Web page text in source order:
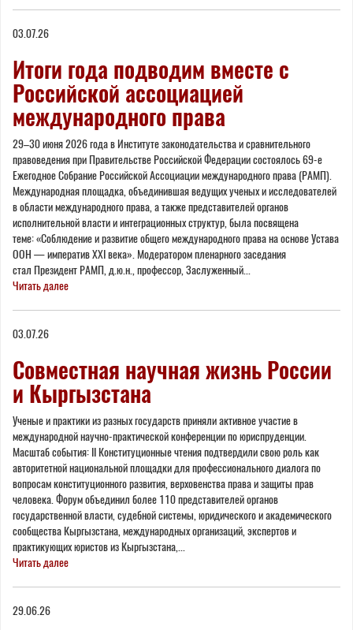
03.07.26
Итоги года подводим вместе с
Российской ассоциацией
международного права
29–30 июня 2026 года в Институте законодательства и сравнительного
правоведения при Правительстве Российской Федерации состоялось 69-е
Ежегодное Собрание Российской Ассоциации международного права (РАМП).
Международная площадка, объединившая ведущих ученых и исследователей
в области международного права, а также представителей органов
исполнительной власти и интеграционных структур, была посвящена
теме: «Соблюдение и развитие общего международного права на основе Устава
ООН — императив XXI века». Модератором пленарного заседания
стал Президент РАМП, д.ю.н., профессор, Заслуженный...
Читать далее
03.07.26
Совместная научная жизнь России
и Кыргызстана
Ученые и практики из разных государств приняли активное участие в
международной научно-практической конференции по юриспруденции.
Масштаб события: II Конституционные чтения подтвердили свою роль как
авторитетной национальной площадки для профессионального диалога по
вопросам конституционного развития, верховенства права и защиты прав
человека. Форум объединил более 110 представителей органов
государственной власти, судебной системы, юридического и академического
сообщества Кыргызстана, международных организаций, экспертов и
практикующих юристов из Кыргызстана,...
Читать далее
29.06.26